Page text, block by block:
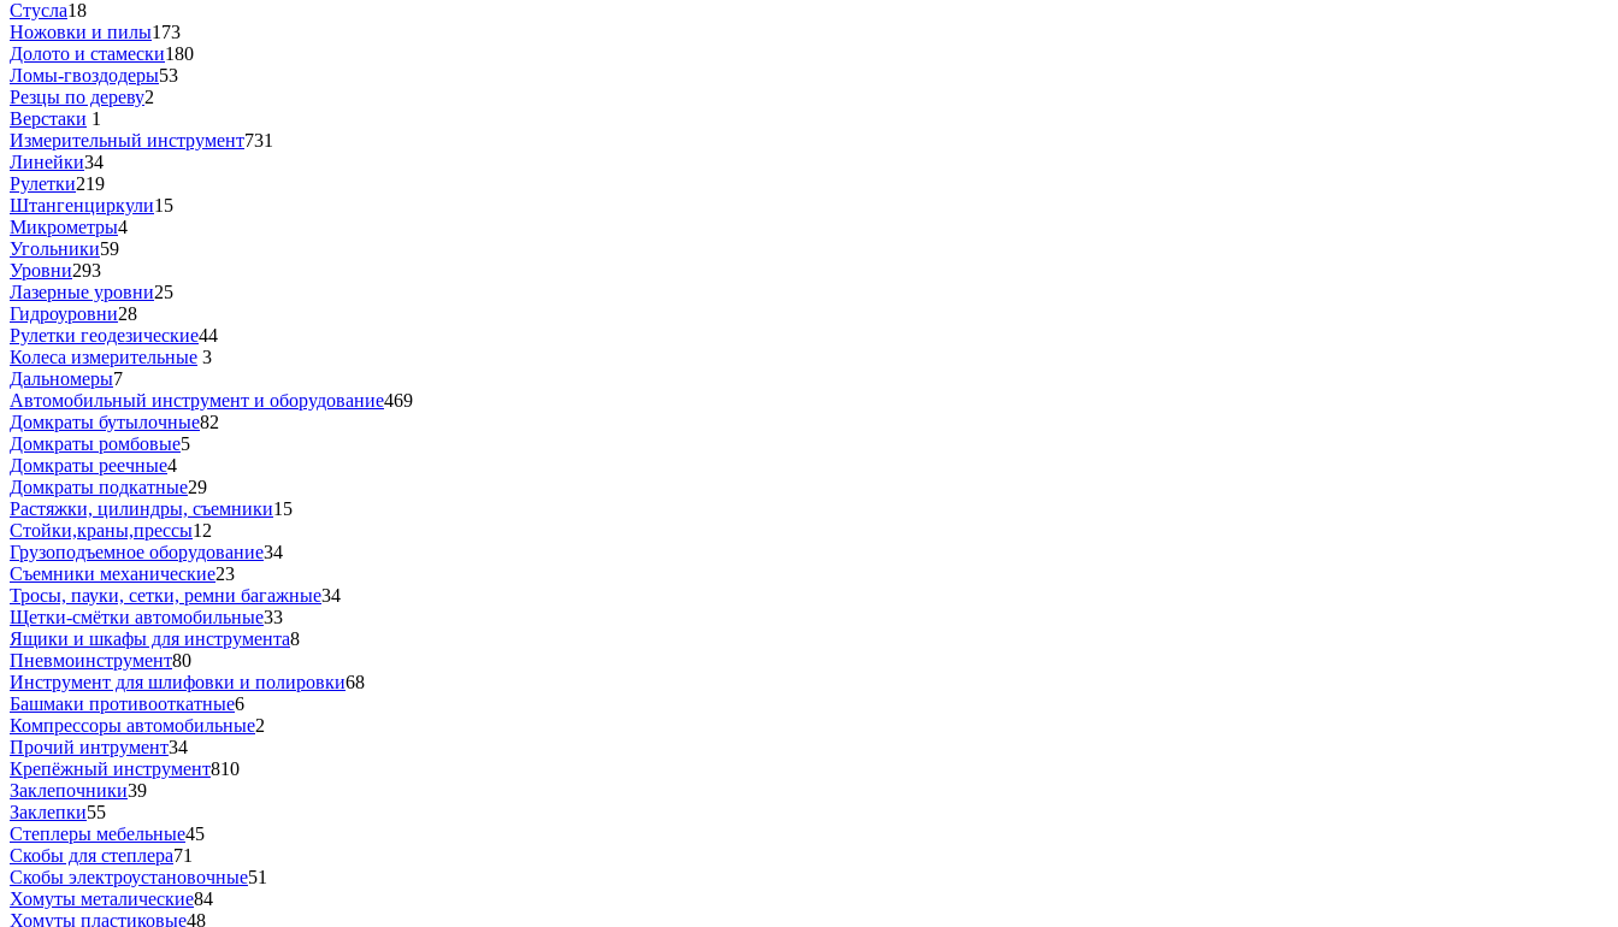
Стусла18
Ножовки и пилы173
Долото и стамески180
Ломы-гвоздодеры53
Резцы по дереву2
Верстаки 1
Измерительный инструмент731
Линейки34
Рулетки219
Штангенциркули15
Микрометры4
Угольники59
Уровни293
Лазерные уровни25
Гидроуровни28
Рулетки геодезические44
Колеса измерительные 3
Дальномеры7
Автомобильный инструмент и оборудование469
Домкраты бутылочные82
Домкраты ромбовые5
Домкраты реечные4
Домкраты подкатные29
Растяжки, цилиндры, съемники15
Стойки,краны,прессы12
Грузоподъемное оборудование34
Съемники механические23
Тросы, пауки, сетки, ремни багажные34
Щетки-смётки автомобильные33
Ящики и шкафы для инструмента8
Пневмоинструмент80
Инструмент для шлифовки и полировки68
Башмаки противооткатные6
Компрессоры автомобильные2
Прочий интрумент34
Крепёжный инструмент810
Заклепочники39
Заклепки55
Степлеры мебельные45
Скобы для степлера71
Скобы электроустановочные51
Хомуты металические84
Хомуты пластиковые48